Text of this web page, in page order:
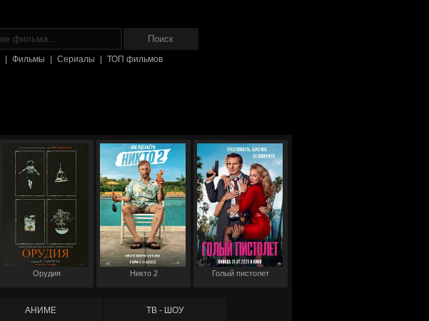
Фильмы Сериалы ТОП фильмов
Орудия Никто 2 Голый пистолет
АНИМЕ ТВ - ШОУ